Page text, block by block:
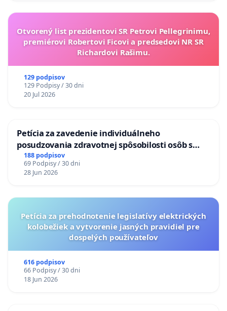
Otvorený list prezidentovi SR Petrovi Pellegrinimu,
premiérovi Robertovi Ficovi a predsedovi NR SR
Richardovi Rašimu.
129 podpisov
129 Podpisy / 30 dni
20 Jul 2026
Petícia za zavedenie individuálneho
posudzovania zdravotnej spôsobilosti osôb s
diabetom 1. a 2. typu pri prijímaní do
Policajného zboru SR
188 podpisov
69 Podpisy / 30 dni
28 Jun 2026
Petícia za prehodnotenie legislatívy elektrických
kolobežiek a vytvorenie jasných pravidiel pre
dospelých používateľov
616 podpisov
66 Podpisy / 30 dni
18 Jun 2026